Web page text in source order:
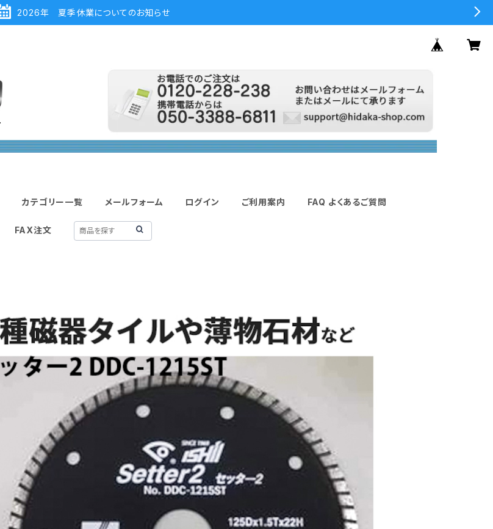
2026年 夏季休業についてのお知らせ
カテゴリー一覧 メールフォーム ログイン ご利用案内 FAQ よくあるご質問
FAX注文